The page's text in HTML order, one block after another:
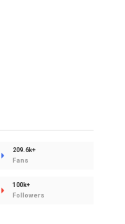
209.6k+
Fans
100k+
Followers